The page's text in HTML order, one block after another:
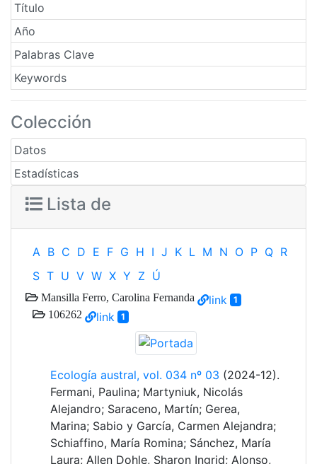
Título
Año
Palabras Clave
Keywords
Colección
Datos
Estadísticas
Lista de
A B C D E F G H I J K L M N O P Q R
S T U V W X Y Z Ú
Mansilla Ferro, Carolina Fernanda link 1
106262 link 1
Ecología austral, vol. 034 nº 03 (2024-12).
Fermani, Paulina; Martyniuk, Nicolás
Alejandro; Saraceno, Martín; Gerea,
Marina; Sabio y García, Carmen Alejandra;
Schiaffino, María Romina; Sánchez, María
Laura; Allen Dohle, Sharon Ingrid; Alonso,